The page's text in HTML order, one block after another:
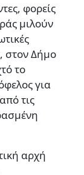
φορείς
μιλούν
στον Δήμο
το
για
τις
αρχή